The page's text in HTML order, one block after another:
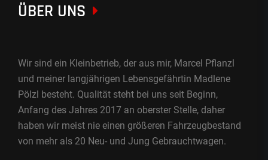
ÜBER UNS
Wir sind ein Kleinbetrieb, der aus mir, Marcel Pflanzl
und meiner langjährigen Lebensgefährtin Madlene
Pölzl besteht. Qualität steht bei uns seit Beginn,
Anfang des Jahres 2017 an oberster Stelle, daher
haben wir meist nie einen größeren Fahrzeugbestand
von mehr als 20 Neu- und Jung Gebrauchtwagen.